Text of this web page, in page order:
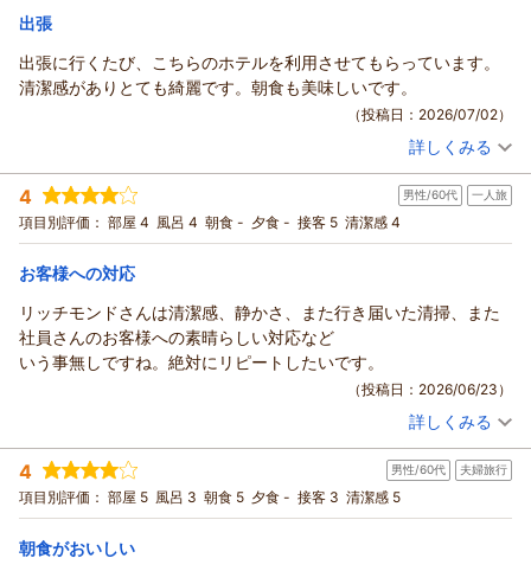
で、お気軽にフロントへお立ち寄りくださいませ。
いました。
またのお越しをスタッフ一同心よりお待ちしております。
（返信日：2026/07/06）
リッチモンドホテル長崎思案橋からの返信
この度は数あるホテルの中からリッチモンドホテル長崎思案橋
をお選びいただき誠にありがとうございます。
大変嬉しいお言葉をお寄せいただき重ねてお礼申し上げます。
お客様のご期待にお応えできたようで安心いたしました。「２
度目の宿泊に満足」とのお言葉は、私どもにとって何よりの励
みでございます。
今後も快適にお過ごしいただけるよう、スタッフ一同努めてま
いります。
うございました。
またのお越しを心よりお待ち申し上げております。
フロント 寺田
支配人
（返信日：2026/07/06）
出張
出張に行くたび、こちらのホテルを利用させてもらっています。
清潔感がありとても綺麗です。朝食も美味しいです。
（投稿日：2026/07/02）
投稿者： ツウさん(女性/40代)
宿泊プラン： 【じゃらんスペシャルウィーク】【シンプルステイ】朝食付(6
月)
シングル 朝のみ
宿泊価格帯： 8,001～9,000円(大人一人あたり/税込)
この度はいつもご利用いただき、誠にありがとうございます。
出張の際に私どものホテルをお選びいただき、大変光栄に存じ
ます。また、館内の清潔感や朝食についてお褒めのお言葉をい
ただき、スタッフ一同大変嬉しく拝見いたしました。
これからも快適にお過ごしいただけるよう、清潔で心地よい空
間づくりと、より良いサービスの提供に努めてまいります。
また長崎へお越しの際は、ぜひリッチモンドホテル長崎思案橋
をご利用くださいませ。スタッフ一同、心よりお待ちしており
ます。
フロント 松尾
詳しくみる
4 男性/60代 一人旅
項目別評価： 部屋 4 風呂 4 朝食 - 夕食 - 接客 5 清潔感 4
お客様への対応
リッチモンドさんは清潔感、静かさ、また行き届いた清掃、また
社員さんのお客様への素晴らしい対応など
いう事無しですね。絶対にリピートしたいです。
（投稿日：2026/06/23）
投稿者： ココちゃんさん(男性/60代)
宿泊プラン： 【じゃらんスペシャルウィーク】【シンプルステイ】素泊まり
シングル 食事なし
宿泊価格帯： 5,001～6,000円(大人一人あたり/税込)
詳しくみる
4 男性/60代 夫婦旅行
項目別評価： 部屋 5 風呂 3 朝食 5 夕食 - 接客 3 清潔感 5
朝食がおいしい